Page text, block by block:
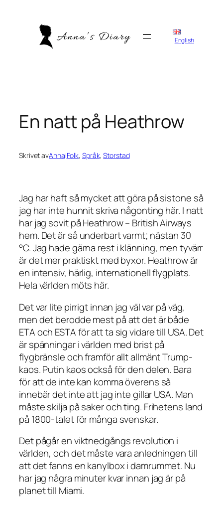
English
En natt på Heathrow
Skrivet avAnnaiFolk, Språk, Storstad
Jag har haft så mycket att göra på sistone så
jag har inte hunnit skriva någonting här. I natt
har jag sovit på Heathrow – British Airways
hem. Det är så underbart varmt; nästan 30
°C. Jag hade gärna rest i klänning, men tyvärr
är det mer praktiskt med byxor. Heathrow är
en intensiv, härlig, internationell flygplats.
Hela världen möts här.
Det var lite pirrigt innan jag väl var på väg,
men det berodde mest på att det är både
ETA och ESTA för att ta sig vidare till USA. Det
är spänningar i världen med brist på
flygbränsle och framför allt allmänt Trump-
kaos. Putin kaos också för den delen. Bara
för att de inte kan komma överens så
innebär det inte att jag inte gillar USA. Man
måste skilja på saker och ting. Frihetens land
på 1800-talet för många svenskar.
Det pågår en viktnedgångs revolution i
världen, och det måste vara anledningen till
att det fanns en kanylbox i damrummet. Nu
har jag några minuter kvar innan jag är på
planet till Miami.